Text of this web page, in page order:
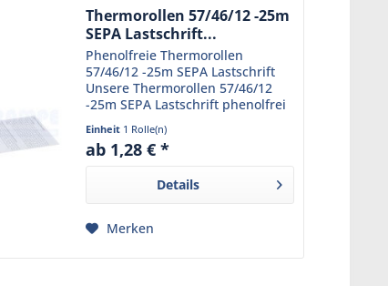
Thermorollen 57/46/12 -25m
SEPA Lastschrift...
Phenolfreie Thermorollen
57/46/12 -25m SEPA Lastschrift
Unsere Thermorollen 57/46/12
-25m SEPA Lastschrift phenolfrei
Cash und Girocard Terminal. Mit
einer Breite von 57mm, einem
Einheit 1 Rolle(n)
ab 1,28 € *
Details
Merken